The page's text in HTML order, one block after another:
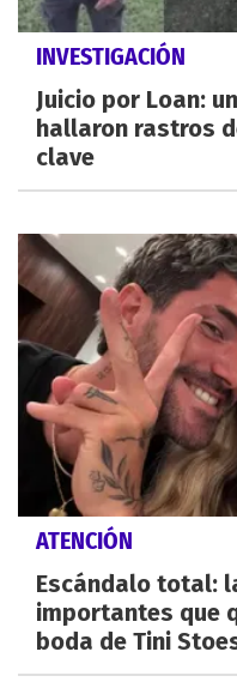
INVESTIGACIÓN
Juicio por Loan:
hallaron rastros
clave
ATENCIÓN
Escándalo total:
importantes que
boda de Tini